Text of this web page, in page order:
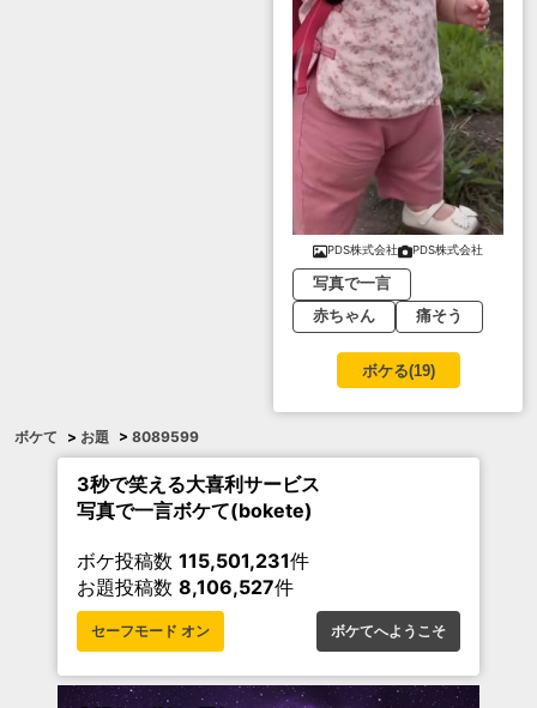
PDS株式会社 PDS株式会社
写真で一言
赤ちゃん
痛そう
ボケる(19)
ボケて > お題 > 8089599
3秒で笑える大喜利サービス
写真で一言ボケて(bokete)
ボケ投稿数 115,501,231件
お題投稿数 8,106,527件
セーフモード オン ボケてへようこそ